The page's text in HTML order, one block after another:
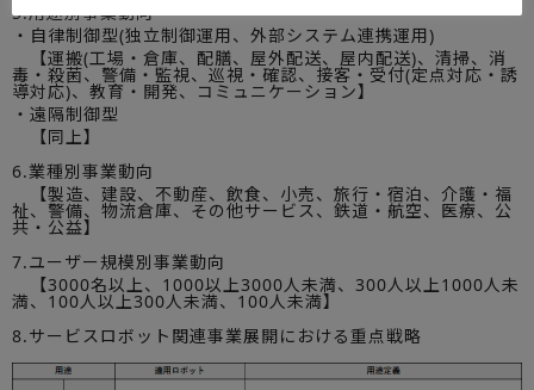
5.用途別事業動向
・自律制御型(独立制御運用、外部システム連携運用)
【運搬(工場・倉庫、配膳、屋外配送、屋内配送)、清掃、消
毒・殺菌、警備・監視、巡視・確認、接客・受付(定点対応・誘
導対応)、教育・開発、コミュニケーション】
・遠隔制御型
【同上】
6.業種別事業動向
【製造、建設、不動産、飲食、小売、旅行・宿泊、介護・福
祉、警備、物流倉庫、その他サービス、鉄道・航空、医療、公
共・公益】
7.ユーザー規模別事業動向
【3000名以上、1000以上3000人未満、300人以上1000人未
満、100人以上300人未満、100人未満】
8.サービスロボット関連事業展開における重点戦略